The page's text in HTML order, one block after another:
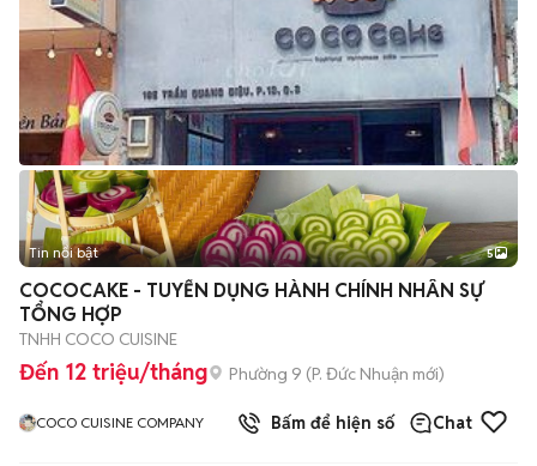
Tin nổi bật 5
COCOCAKE - TUYỂN DỤNG HÀNH CHÍNH NHÂN SỰ
TỔNG HỢP
TNHH COCO CUISINE
Đến 12 triệu/tháng Phường 9 (P. Đức Nhuận mới)
COCO CUISINE COMPANY Bấm để hiện số Chat